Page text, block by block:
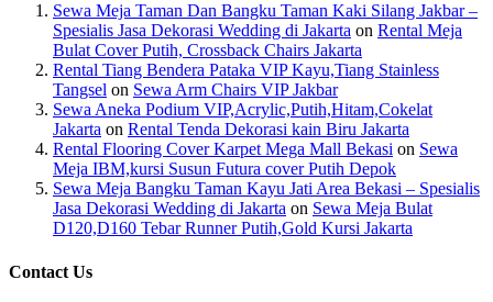
Sewa Meja Taman Dan Bangku Taman Kaki Silang Jakbar –
Spesialis Jasa Dekorasi Wedding di Jakarta on Rental Meja
Bulat Cover Putih, Crossback Chairs Jakarta
Rental Tiang Bendera Pataka VIP Kayu,Tiang Stainless
Tangsel on Sewa Arm Chairs VIP Jakbar
Sewa Aneka Podium VIP,Acrylic,Putih,Hitam,Cokelat
Jakarta on Rental Tenda Dekorasi kain Biru Jakarta
Rental Flooring Cover Karpet Mega Mall Bekasi on Sewa
Meja IBM,kursi Susun Futura cover Putih Depok
Sewa Meja Bangku Taman Kayu Jati Area Bekasi – Spesialis
Jasa Dekorasi Wedding di Jakarta on Sewa Meja Bulat
D120,D160 Tebar Runner Putih,Gold Kursi Jakarta
Contact Us